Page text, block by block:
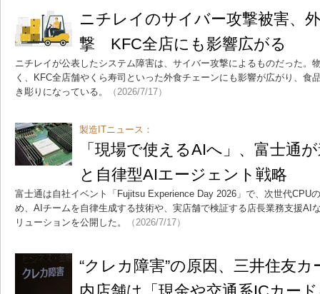
ニチレイのサイバー攻撃被害、
撃 KFC全店にも影響広がる
ニチレイが公表したシステム障害は、サイバー攻撃によるものだった。
く、KFC全店舗やくら寿司といった外食チェーンにも影響が広がり、食
き彫りになっている。
（2026/7/17）
製造ITニュース：
「現場で使えるAIへ」、富士通
と自律型AIエージェント戦略
富士通は自社イベント「Fujitsu Experience Day 2026」で、次世代CPU
め、AIチームを自律生成する技術や、実店舗で検証する店長業務支援AI
リューションを公開した。
（2026/7/17）
“クレカ障害”の原因、三井住友